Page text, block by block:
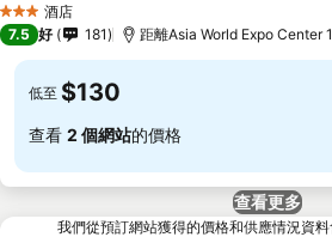
3 星級 酒店
7.5 好 181 距離Asia World Expo Center
低至 $130
查看 2 個網站的價格
查看更多
我們從預訂網站獲得的價格和供應情況資